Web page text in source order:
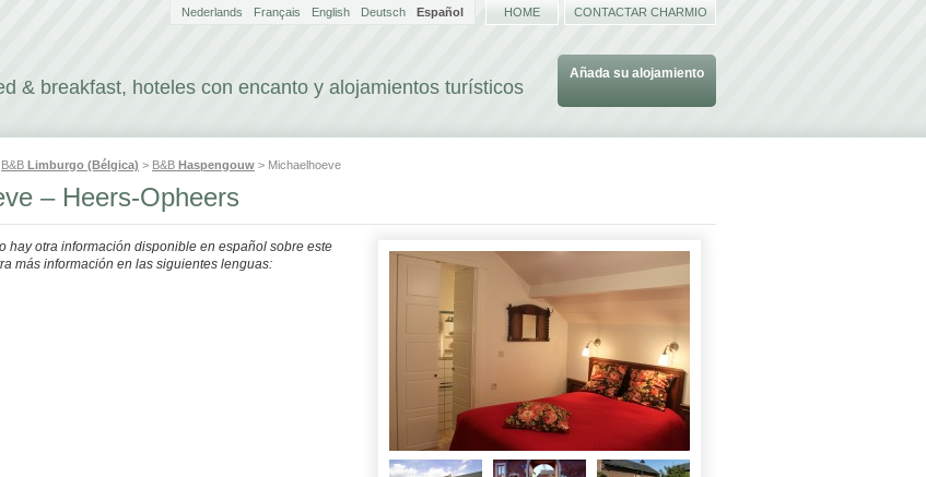
& breakfast, hoteles con encanto y alojamientos turísticos
Añada su alojamiento
Nederlands Français English Deutsch Español HOME CONTACTAR CHARMIO
B&B Limburgo (Bélgica) > B&B Haspengouw > Michaelhoeve
– Heers-Opheers
hay otra información disponible en español sobre este
más información en las siguientes lenguas: